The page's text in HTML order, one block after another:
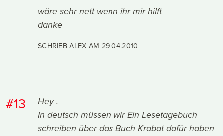
wäre sehr nett wenn ihr mir hilft
danke
SCHRIEB ALEX AM 29.04.2010
#13
Hey .
In deutsch müssen wir Ein Lesetagebuch
schreiben über das Buch Krabat dafür haben